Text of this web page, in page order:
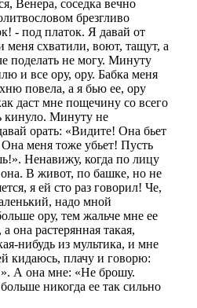
Венера, соседка вечно
брезгливо
- под платок. Я давай от
меня схватили, воют, тащут, а
поделать не могу. Минуту
и все ору, ору. Бабка меня
повела, а я бью ее, ору
даст мне пощечину со всего
кинуло. Минуту не
орать: «Видите! Она бьет
меня тоже убьет! Пусть
Ненавижу, когда по лицу
В живот, по башке, но не
я ей сто раз говорил! Че,
надо мной
ору, тем жальче мне ее
она растерянная такая,
нибудь из мультика, и мне
кидаюсь, плачу и говорю:
А она мне: «Не брошу.
никогда ее так сильно